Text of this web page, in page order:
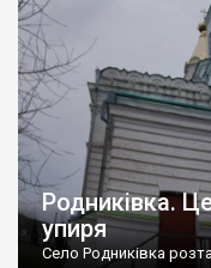
Родниківка.
упиря
Село Родниківка